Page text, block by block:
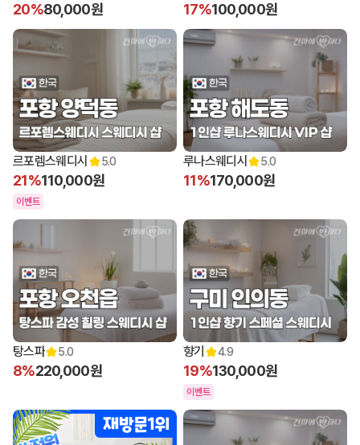
20%80,000원 17%100,000원
13:00 오픈
르포렘스웨디시 5.0
21%110,000원
이벤트
13:00 오픈
루나스웨디시 5.0
11%170,000원
14:00 오픈
탕스파 5.0
8%220,000원
14:00 오픈
향기 4.9
19%130,000원
이벤트